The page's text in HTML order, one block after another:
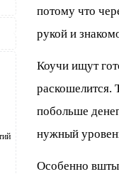
потому что
рукой и
Коучи ищут
раскошелится.
побольше
нужный
Особенно